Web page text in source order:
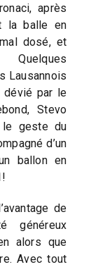
après
la balle en
dosé, et
Quelques
Lausannois
dévié par le
Stevo
le geste du
d’un
ballon en
de
généreux
alors que
Avec tout